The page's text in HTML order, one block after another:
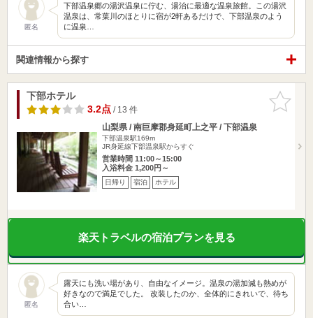
匿名
下部温泉郷の湯沢温泉に佇む、湯治に最適な温泉旅館。この湯沢
温泉は、常葉川のほとりに宿が2軒あるだけで、下部温泉のよう
に温泉…
関連情報から探す
お気に入
りに追加
下部ホテル
3.2点/ 13 件
山梨県 / 南巨摩郡身延町上之平 / 下部温泉
下部温泉駅169m
JR身延線下部温泉駅からすぐ
営業時間 11:00～15:00
入浴料金 1,200円～
日帰り 宿泊 ホテル
楽天トラベルの宿泊プランを見る
匿名
露天にも洗い場があり、自由なイメージ。温泉の湯加減も熱めが
好きなので満足でした。 改装したのか、全体的にきれいで、待ち
合い…